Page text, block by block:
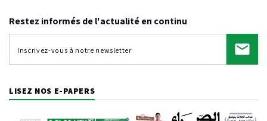
Restez informés de l'actualité en continu
LISEZ NOS E-PAPERS